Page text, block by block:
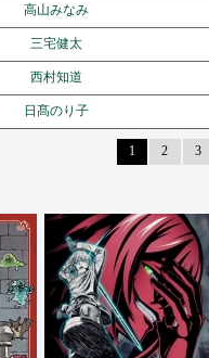
高山みなみ
三宅健太
西村知道
日髙のり子
1 2 3